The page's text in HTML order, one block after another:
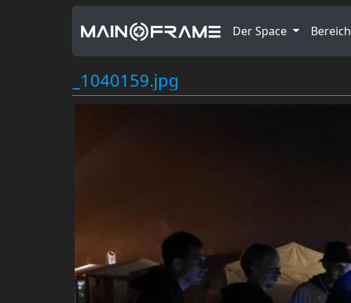
Der Space
_1040159.jpg